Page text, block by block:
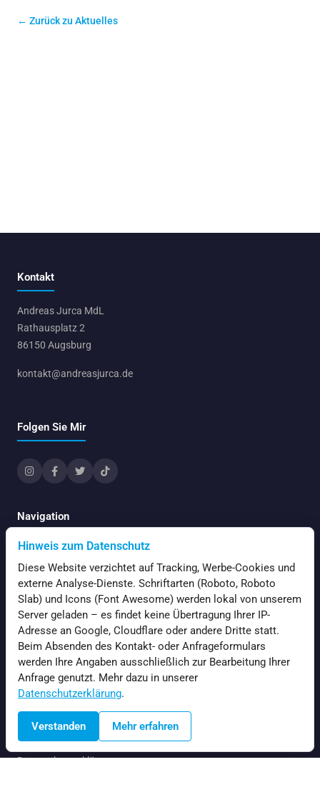
← Zurück zu Aktuelles
Kontakt
Andreas Jurca MdL
Rathausplatz 2
86150 Augsburg
kontakt@andreasjurca.de
Folgen Sie Mir
Navigation
Startseite
Aktuelles
Über mich
Kontakt
Anfragen
Rechtliches
Datenschutzerklärung
Hinweis zum Datenschutz
Diese Website verzichtet auf Tracking, Werbe-Cookies und
externe Analyse-Dienste. Schriftarten (Roboto, Roboto
Slab) und Icons (Font Awesome) werden lokal von unserem
Server geladen – es findet keine Übertragung Ihrer IP-
Adresse an Google, Cloudflare oder andere Dritte statt.
Beim Absenden des Kontakt- oder Anfrageformulars
werden Ihre Angaben ausschließlich zur Bearbeitung Ihrer
Anfrage genutzt. Mehr dazu in unserer
Datenschutzerklärung.
Verstanden Mehr erfahren